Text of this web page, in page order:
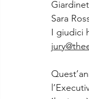
Sara
I giudici
j